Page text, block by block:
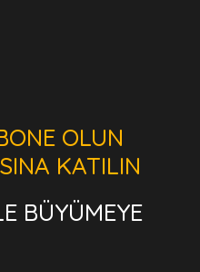
OLUN
KATILIN
BÜYÜMEYE